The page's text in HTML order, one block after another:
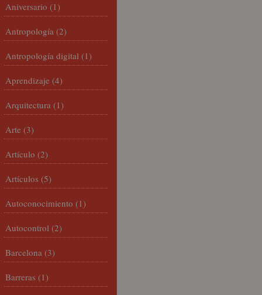
Aniversario (1)
Antropología (2)
Antropología digital (1)
Aprendizaje (4)
Arquitectura (1)
Arte (3)
Artículo (2)
Artículos (5)
Autoconocimiento (1)
Autocontrol (2)
Barcelona (3)
Barreras (1)